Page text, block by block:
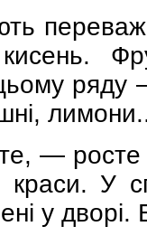
ряду
—
У
у дворі.